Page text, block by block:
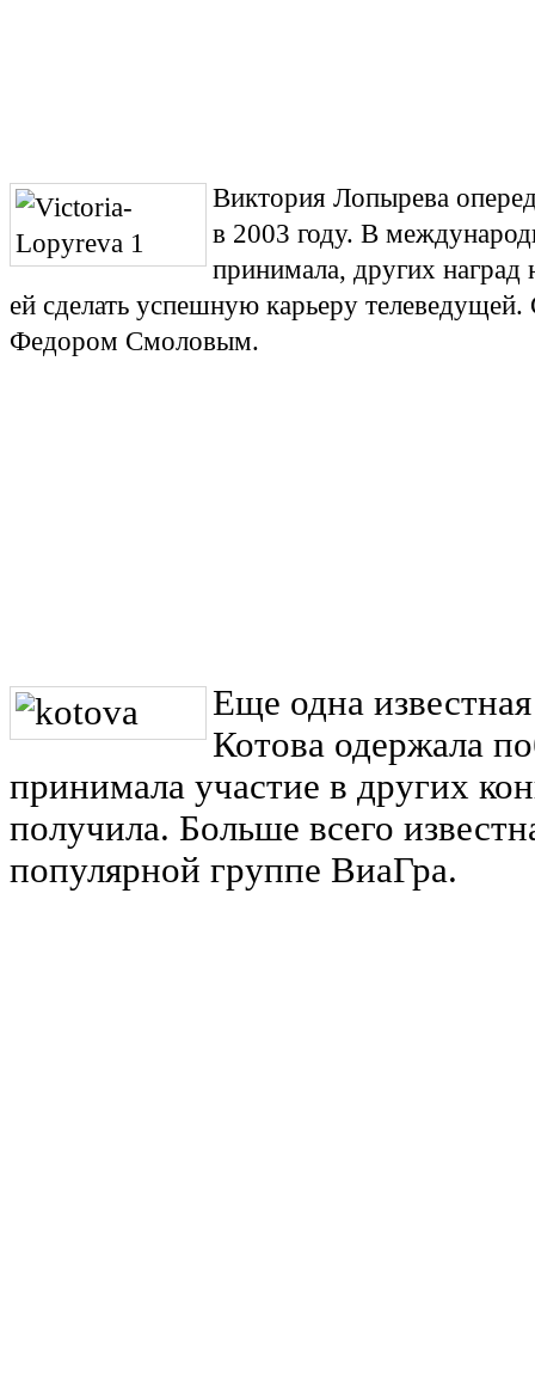
Виктория Лопырева
в 2003 году. В
принимала, других
ей сделать успешную карьеру
Федором Смоловым.
Еще одна
Котова одержала
принимала участие в других
получила. Больше всего
популярной группе ВиаГра.